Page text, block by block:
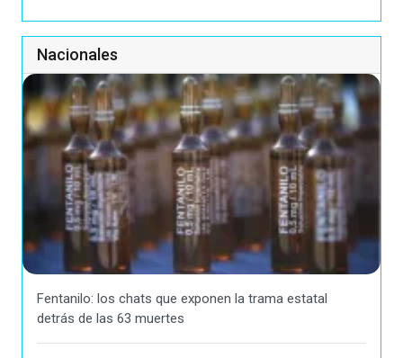
Nacionales
Fentanilo: los chats que exponen la trama estatal
detrás de las 63 muertes